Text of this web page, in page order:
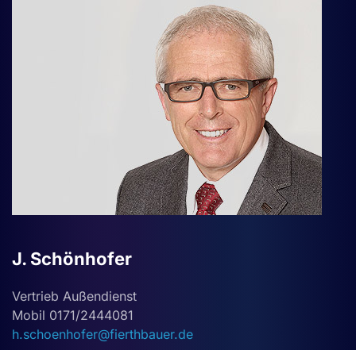
J. Schönhofer
Vertrieb Außendienst
Mobil 0171/2444081
h.schoenhofer@fierthbauer.de